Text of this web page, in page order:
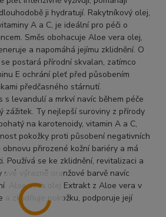
ji hydratují. Rakytníkový olej,
A a C, je ideální pro péči o
Směs obohacuje Aloe vera olej,
a napomáhá jejímu zklidnění. O
postará přírodní skvalan, zatímco
E ochrání pleť před působením
předčasného stárnutí.
s levandulí a mrkví navíc během péče
zážitek. Ty nejlepší suroviny z přírody
na karotenoidy, vitamin A a C,
pokožky proti působení negativních
přirozené kožní bariéry a má
Používá se ke zklidnění, revitalizaci a
své výrazně oranžové barvě navíc
Aloe vera olej Extrakt z Aloe vera v
a zklidňuje pokožku, podporuje její